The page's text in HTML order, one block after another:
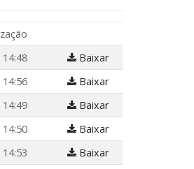
Baixar
Baixar
Baixar
Baixar
Baixar